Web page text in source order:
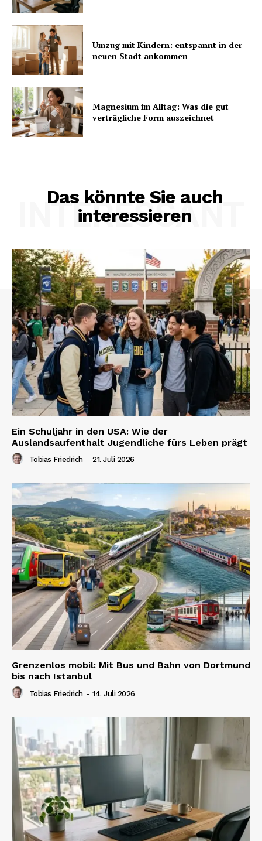
Umzug mit Kindern: entspannt in der
neuen Stadt ankommen
Magnesium im Alltag: Was die gut
verträgliche Form auszeichnet
Das könnte Sie auch
interessieren
INTERESSANT
Ein Schuljahr in den USA: Wie der
Auslandsaufenthalt Jugendliche fürs Leben prägt
Tobias Friedrich - 21. Juli 2026
Grenzenlos mobil: Mit Bus und Bahn von Dortmund
bis nach Istanbul
Tobias Friedrich - 14. Juli 2026